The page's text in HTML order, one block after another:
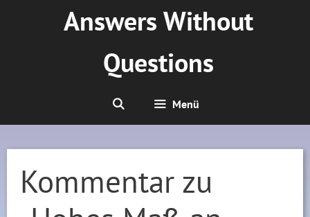
Answers Without
Questions
Menü
Kommentar zu